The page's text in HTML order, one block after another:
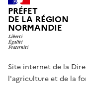
PRÉFET
DE LA RÉGION
NORMANDIE
Site internet de la
l'agriculture et de la